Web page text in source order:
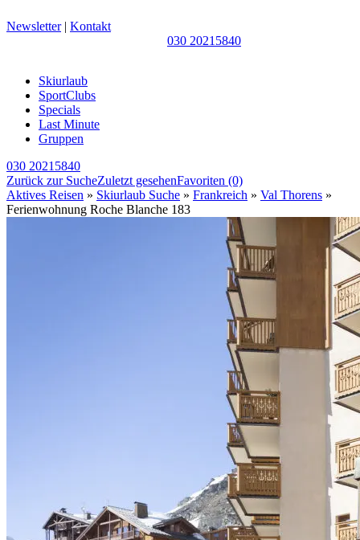
Newsletter| Kontakt
030 20215840
Skiurlaub
SportClubs
Specials
Last Minute
Gruppen
030 20215840
Zurück zur SucheZuletzt gesehenFavoriten (0)
Aktives Reisen » Skiurlaub Suche » Frankreich » Val Thorens »
Ferienwohnung Roche Blanche 183